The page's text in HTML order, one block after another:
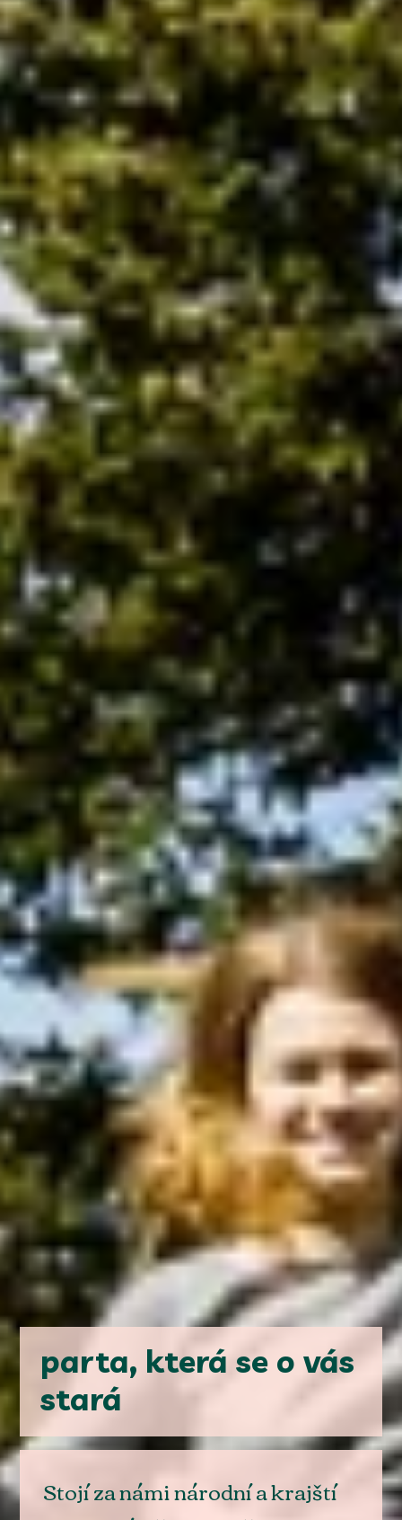
parta, která se o vás
stará
Stojí za námi národní a krajští